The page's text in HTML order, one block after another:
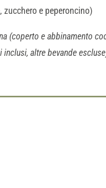
zucchero e peperoncino)
(coperto e abbinamento
altre bevande